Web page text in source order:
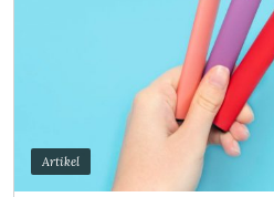
Artikel